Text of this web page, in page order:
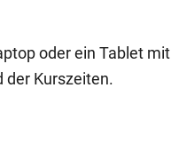
oder ein Tablet mit
der Kurszeiten.